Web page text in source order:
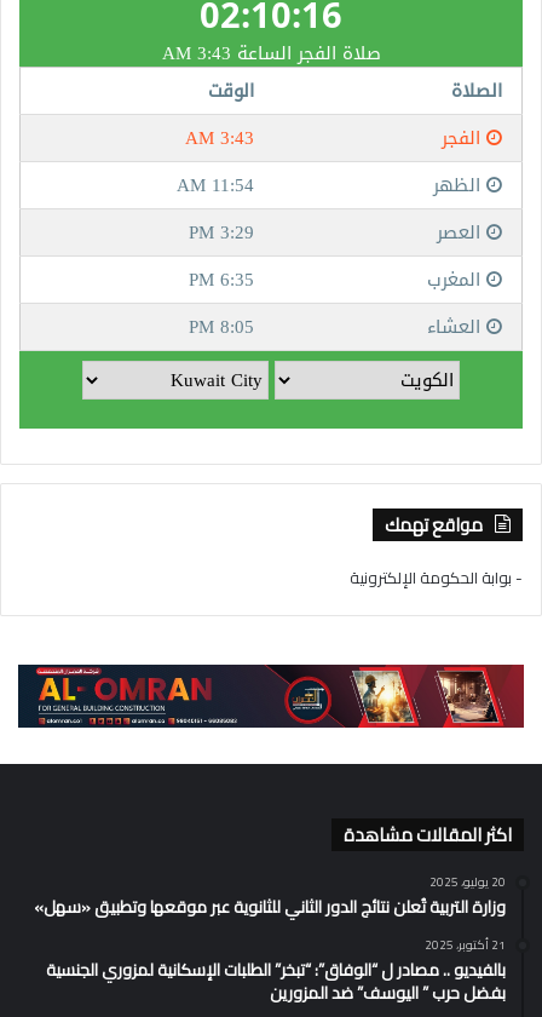
مواقع تهمك
- بوابة الحكومة الإلكترونية
اكثر المقالات مشاهدة
20 يوليو، 2025
وزارة التربية تُعلن نتائج الدور الثاني للثانوية عبر موقعها وتطبيق «سهل»
21 أكتوبر، 2025
بالفيديو .. مصادر ل “الوفاق”: “تبخر” الطلبات الإسكانية لمزوري الجنسية
بفضل حرب ” اليوسف” ضد المزورين